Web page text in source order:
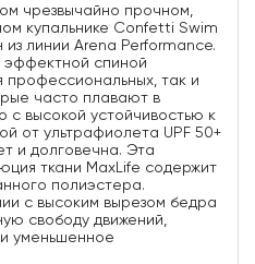
чрезвычайно прочном,
купальнике Confetti Swim
линии Arena Performance.
эффектной спиной
профессиональных, так и
часто плавают в
с высокой устойчивостью к
от ультрафиолета UPF 50+
и долговечна. Эта
ткани MaxLife содержит
полиэстера.
с высоким вырезом бедра
свободу движений,
уменьшенное